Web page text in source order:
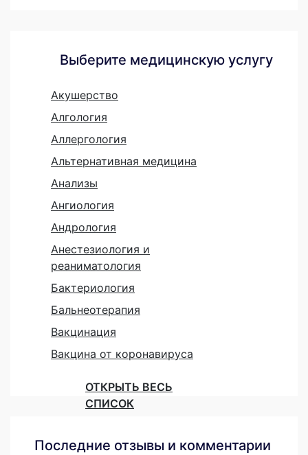
Выберите медицинскую услугу
Акушерство
Алгология
Аллергология
Альтернативная медицина
Анализы
Ангиология
Андрология
Анестезиология и
реаниматология
Бактериология
Бальнеотерапия
Вакцинация
Вакцина от коронавируса
ОТКРЫТЬ ВЕСЬ
СПИСОК
Последние отзывы и комментарии